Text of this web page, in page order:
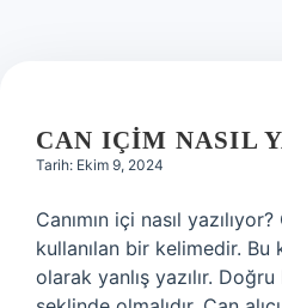
CAN IÇIM NASIL
Tarih: Ekim 9, 2024
Canımın içi nasıl
kullanılan bir kelimedir. Bu
olarak yanlış yazılır. Doğru